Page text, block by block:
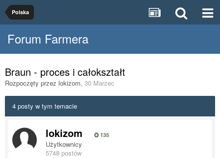
Polska
Forum Farmera
Braun - proces i całokształt
Rozpoczęty przez lokizom, 30 Marzec
4 posty w tym temacie
lokizom 135
Użytkownicy
5748 postów